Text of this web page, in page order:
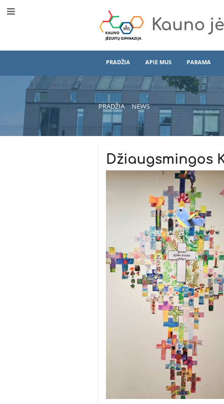
Kauno
PRADŽIA APIE MUS PARAMA
PRADŽIA NEWS
News
Džiaugsmingos